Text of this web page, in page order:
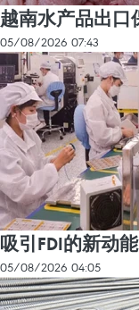
越南水产品出口
05/08/2026 07:43
吸引FDI的新动
05/08/2026 04:05